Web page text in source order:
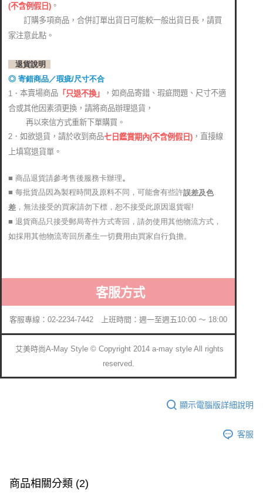
(不含例假日) 。
訂購多項商品，合併訂單出貨日可能較一般出貨日長，請買
家注意此點。
退貨說明
◎ 寄錯商品／瑕疵/尺寸不合
1． 本賣場商品 「只退不換」
，如商品寄錯、瑕疵問題、尺寸不適
合或其他因素須更換，請將商品辦理退貨，
再以來信方式重新下單購買。
2．如欲退貨，請於收到商品七日鑑賞期內(不含例假日) ，直接線
上填寫退貨單。
■ 商品退貨請參考售後服務卡辦理。
■ 每批貨品因為製程時間及原料不同，可能會有些許誤差及色
差 ，無法接受的買家請勿下標，恕不接受此原因退貨喔!
■ 退貨商品只接受郵局寄件方式寄回，請勿使用其他物流方式，
如採用其他物流寄回所產生一切費用由買家自行負擔。
客服方式
客服專線：02-2234-7442 上班時間：週一至週五10:00 ～ 18:00
艾美時尚A-May Style © Copyright 2014 a-may style All rights
reserved.
顯示電腦版詳細說明
客服
商品相關分類 (2)